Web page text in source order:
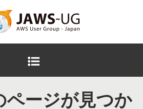
メ
イ
メ
ページが見つか